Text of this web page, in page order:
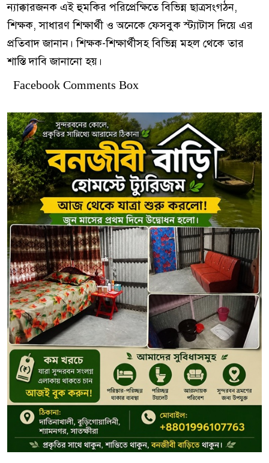
ন্যাক্কারজনক এই হুমকির পরিপ্রেক্ষিতে বিভিন্ন ছাত্রসংগঠন,
শিক্ষক, সাধারণ শিক্ষার্থী ও অনেকে ফেসবুক স্ট্যাটাস দিয়ে এর
প্রতিবাদ জানান। শিক্ষক-শিক্ষার্থীসহ বিভিন্ন মহল থেকে তার
শাস্তি দাবি জানানো হয়।
Facebook Comments Box